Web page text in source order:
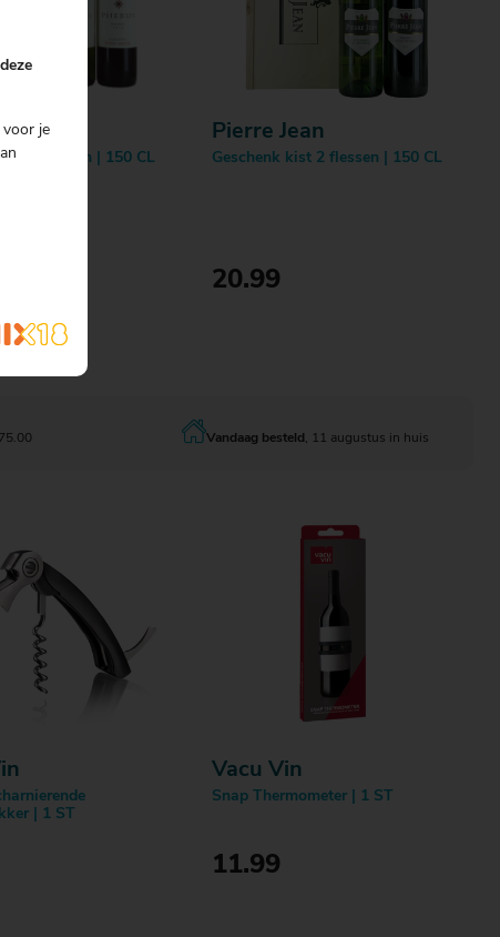
2 flessen | 150 CL
Bestellen
Pierre Jean
Geschenk kist 2 flessen | 150 CL
20.99
Vandaag besteld , 11 augustus in huis
| 1 ST
Vacu Vin
Snap Thermometer | 1 ST
11.99
je